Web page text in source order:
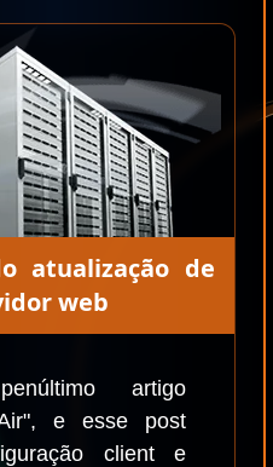
atualização de
web
artigo
e esse post
client e